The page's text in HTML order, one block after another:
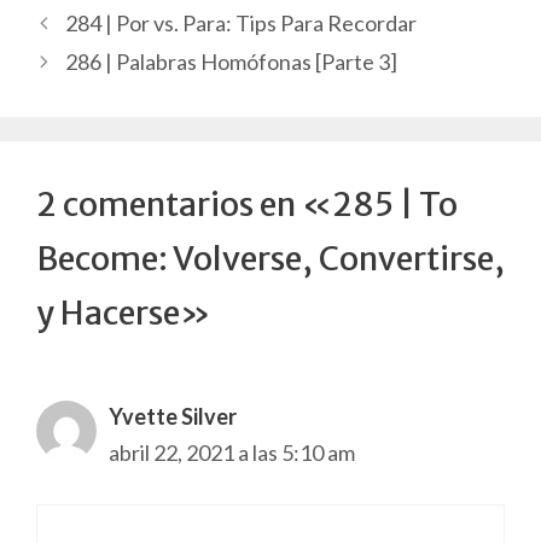
284 | Por vs. Para: Tips Para Recordar
286 | Palabras Homófonas [Parte 3]
2 comentarios en «285 | To
Become: Volverse, Convertirse,
y Hacerse»
Yvette Silver
abril 22, 2021 a las 5:10 am